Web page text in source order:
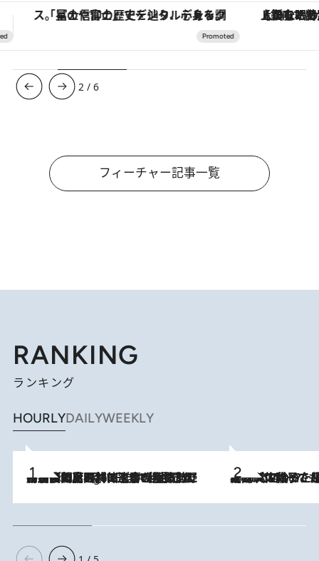
【銀座で出合う最旬美容】美髪ケアや上質な眠り…セルフケアのアップデートから、特別な名入れギフトまで。大人のための「ReFa GINZA」クルーズ 【夏限定ディナーコース】旬を
3 /6
フィーチャー記事一覧
RANKING
ランキング
HOURLYDAILYWEEKLY
7 Hours Ago
「最後に見られてよかった」上野動物園の東園パンダ舎が解体前に特別公開。8月16日まで延長されたパネル展と共に辿る“半世紀”のパンダ飼育《解体工事の図面あり》 2026.8.5
【阿川佐和子さんの年とる力】なぜ70代で始めた趣味は“こんなに楽しい”のか？ ピアノ、俳句…スランプに陥っても続けられる“ある秘訣”とは